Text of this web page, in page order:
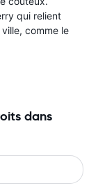
qui relient
comme le
dans